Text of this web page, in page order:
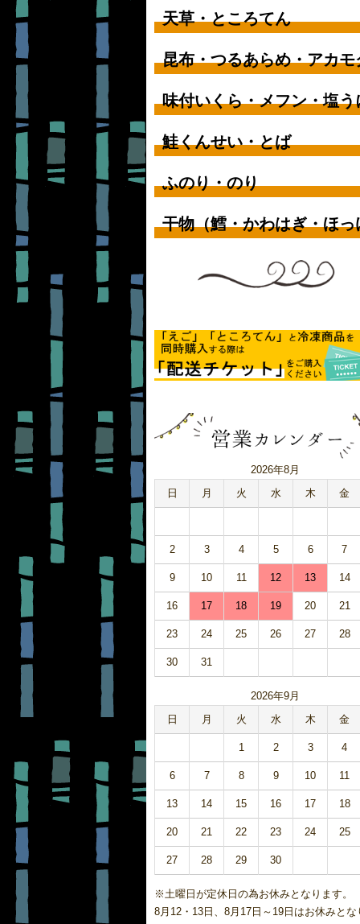
天草・ところてん
昆布・つるあらめ・アカモ
味付いくら・メフン・塩う
鮭くんせい・とば
ふのり・のり
干物（鱈・かわはぎ・ほっ
2026年8月
日
月 火 水 木 金
2 3 4 5 6 7
9 10 11 12 13 14
16 17 18 19 20 21
23 24 25 26 27 28
30 31
2026年9月
日
月 火 水 木 金
1 2 3 4
6 7 8 9 10 11
13 14 15 16 17 18
20 21 22 23 24 25
27 28 29 30
※土曜日が定休日の為お休みとなり
8月12・13日、8月17日～19日はお休みとな